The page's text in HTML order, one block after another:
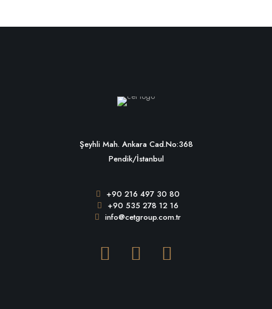
Şeyhli Mah. Ankara Cad.No:368
Pendik/İstanbul
+90 216 497 30 80
+90 535 278 12 16
info@cetgroup.com.tr